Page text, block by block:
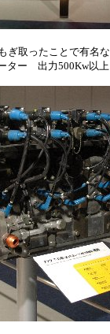
取ったことで有名な
ター 出力500Kw以上